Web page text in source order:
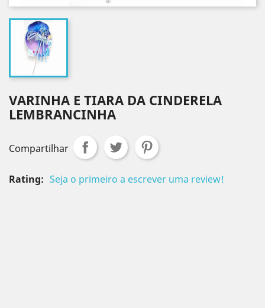
VARINHA E TIARA DA CINDERELA
LEMBRANCINHA
Compartilhar
Rating: Seja o primeiro a escrever uma review!